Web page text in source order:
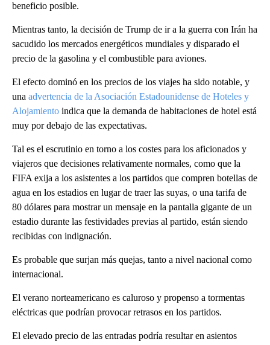
beneficio posible.
Mientras tanto, la decisión de Trump de ir a la guerra con Irán ha
sacudido los mercados energéticos mundiales y disparado el
precio de la gasolina y el combustible para aviones.
El efecto dominó en los precios de los viajes ha sido notable, y
una advertencia de la Asociación Estadounidense de Hoteles y
Alojamiento indica que la demanda de habitaciones de hotel está
muy por debajo de las expectativas.
Tal es el escrutinio en torno a los costes para los aficionados y
viajeros que decisiones relativamente normales, como que la
FIFA exija a los asistentes a los partidos que compren botellas de
agua en los estadios en lugar de traer las suyas, o una tarifa de
80 dólares para mostrar un mensaje en la pantalla gigante de un
estadio durante las festividades previas al partido, están siendo
recibidas con indignación.
Es probable que surjan más quejas, tanto a nivel nacional como
internacional.
El verano norteamericano es caluroso y propenso a tormentas
eléctricas que podrían provocar retrasos en los partidos.
El elevado precio de las entradas podría resultar en asientos